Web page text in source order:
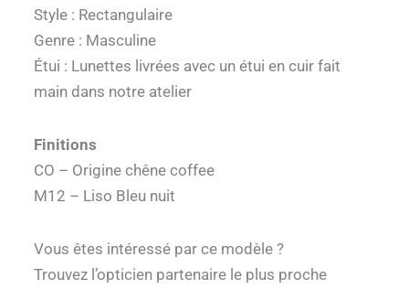
Style : Rectangulaire
Genre : Masculine
Étui : Lunettes livrées avec un étui en cuir fait
main dans notre atelier
Finitions
CO – Origine chêne coffee
M12 – Liso Bleu nuit
Vous êtes intéressé par ce modèle ?
Trouvez l’opticien partenaire le plus proche